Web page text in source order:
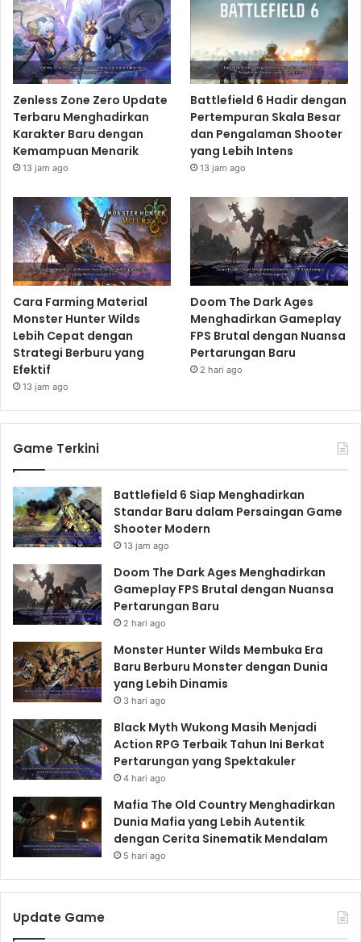
Zenless Zone Zero Update
Terbaru Menghadirkan
Karakter Baru dengan
Kemampuan Menarik
13 jam ago
Battlefield 6 Hadir dengan
Pertempuran Skala Besar
dan Pengalaman Shooter
yang Lebih Intens
13 jam ago
Cara Farming Material
Monster Hunter Wilds
Lebih Cepat dengan
Strategi Berburu yang
Efektif
13 jam ago
Doom The Dark Ages
Menghadirkan Gameplay
FPS Brutal dengan Nuansa
Pertarungan Baru
2 hari ago
Game Terkini
Battlefield 6 Siap Menghadirkan
Standar Baru dalam Persaingan Game
Shooter Modern
13 jam ago
Doom The Dark Ages Menghadirkan
Gameplay FPS Brutal dengan Nuansa
Pertarungan Baru
2 hari ago
Monster Hunter Wilds Membuka Era
Baru Berburu Monster dengan Dunia
yang Lebih Dinamis
3 hari ago
Black Myth Wukong Masih Menjadi
Action RPG Terbaik Tahun Ini Berkat
Pertarungan yang Spektakuler
4 hari ago
Mafia The Old Country Menghadirkan
Dunia Mafia yang Lebih Autentik
dengan Cerita Sinematik Mendalam
5 hari ago
Update Game